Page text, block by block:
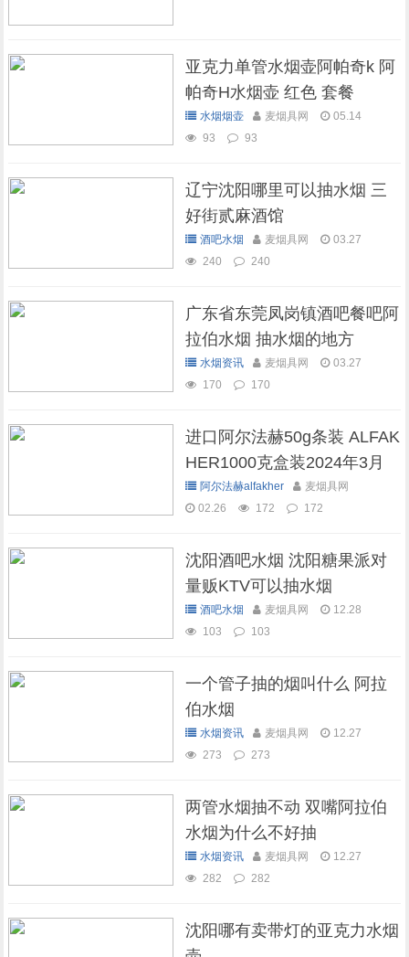
亚克力单管水烟壶阿帕奇k 阿
帕奇H水烟壶 红色 套餐
水烟烟壶 麦烟具网
05.14
93
93
辽宁沈阳哪里可以抽水烟 三
好街贰麻酒馆
酒吧水烟 麦烟具网
03.27
240
240
广东省东莞凤岗镇酒吧餐吧阿
拉伯水烟 抽水烟的地方
水烟资讯 麦烟具网
03.27
170
170
进口阿尔法赫50g条装 ALFAK
HER1000克盒装2024年3月
现货库存
阿尔法赫alfakher
麦烟具网
02.26
172 172
沈阳酒吧水烟 沈阳糖果派对
量贩KTV可以抽水烟
酒吧水烟 麦烟具网
12.28
103
103
一个管子抽的烟叫什么 阿拉
伯水烟
水烟资讯 麦烟具网
12.27
273
273
两管水烟抽不动 双嘴阿拉伯
水烟为什么不好抽
水烟资讯 麦烟具网
12.27
282
282
沈阳哪有卖带灯的亚克力水烟